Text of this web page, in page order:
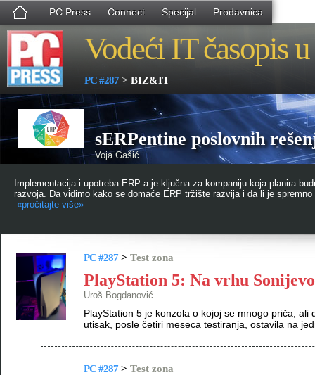
PC Press Connect Specijal Prodavnica
Vodeći IT časopis
PC #287> BIZ&IT
sERPentine poslovnih
Voja Gašić
Implementacija i upotreba ERP-a je ključna za kompaniju koja planira
razvoja. Da vidimo kako se domaće ERP tržište razvija i da li je
«pročitajte više»
PC #287 > Test zona
PlayStation 5: Na vrhu
Uroš Bogdanović
PlayStation 5 je konzola o kojoj se mnogo priča, ali
utisak, posle četiri meseca testiranja, ostavila na
PC #287 > Test zona